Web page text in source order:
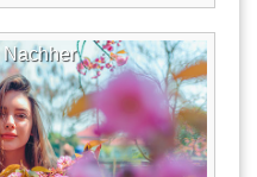
Nachher